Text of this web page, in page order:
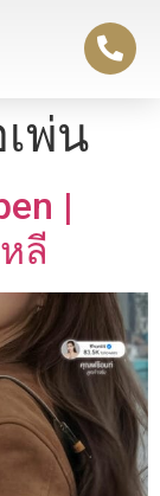
พ่น
|
ลี